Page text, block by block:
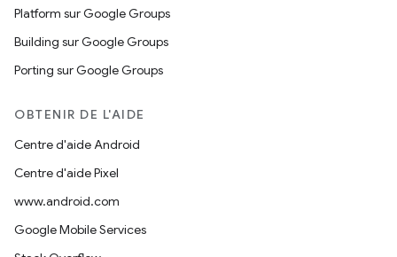
Platform sur Google Groups
Building sur Google Groups
Porting sur Google Groups
OBTENIR DE L'AIDE
Centre d'aide Android
Centre d'aide Pixel
www.android.com
Google Mobile Services